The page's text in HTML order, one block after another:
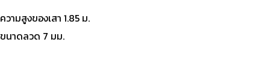
ความสูงของเสา 1.85 ม.
ขนาดลวด 7 มม.